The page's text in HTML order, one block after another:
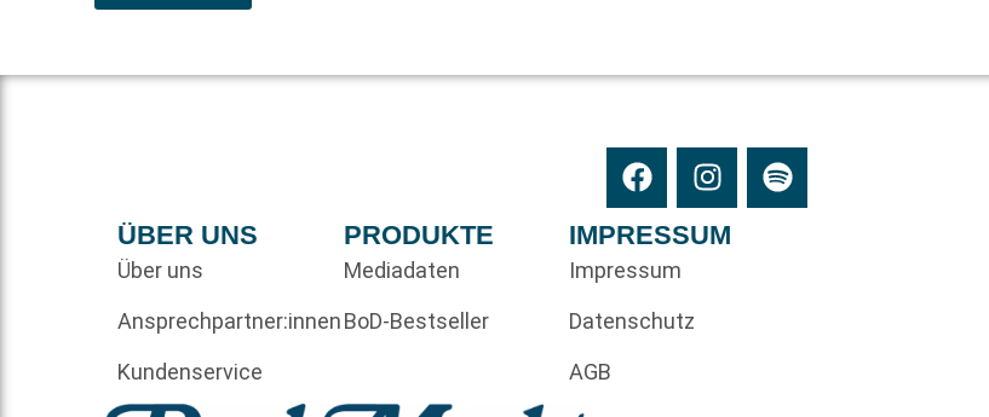
ÜBER UNS
Über uns
Ansprechpartner:innen
Kundenservice
PRODUKTE
Mediadaten
BoD-Bestseller
IMPRESSUM
Impressum
Datenschutz
AGB